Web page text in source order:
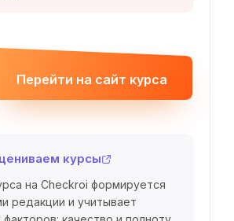
Перейти на сайт курса
курсы
на Checkroi формируется
редакции и учитывает